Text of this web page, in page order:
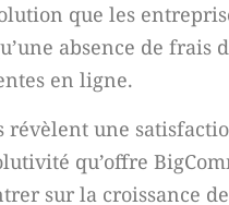
que les
absence de
en ligne.
révèlent une
qu’offre
sur la croissance